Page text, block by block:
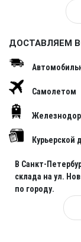
ДОСТАВЛЯЕМ
Самолетом
Курьерской
В Санкт-
склада на ул.
по городу.